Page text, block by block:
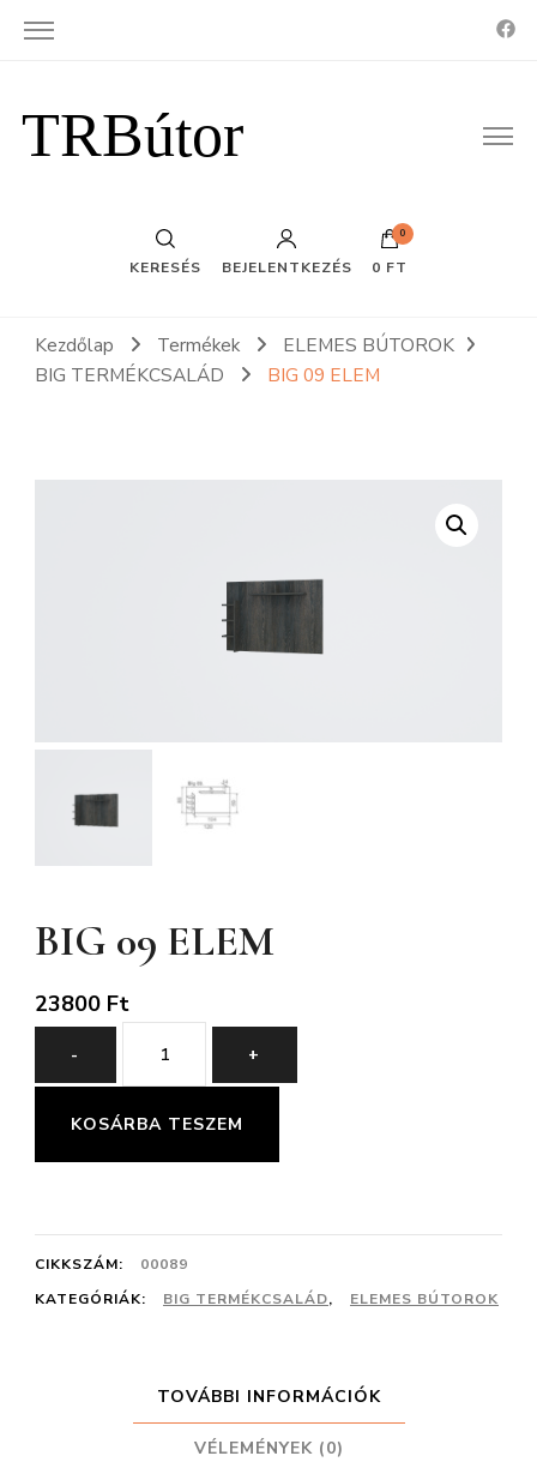
TRBútor
KERESÉS BEJELENTKEZÉS
0
0 FT
Kezdőlap Termékek
ELEMES BÚTOROK
BIG TERMÉKCSALÁD
BIG 09 ELEM
BIG 09 ELEM
23800 Ft
-
09
ELEM
mennyiség
+
KOSÁRBA TESZEM
CIKKSZÁM:
00089
KATEGÓRIÁK:
BIG TERMÉKCSALÁD, ELEMES BÚTOROK
TOVÁBBI INFORMÁCIÓK
VÉLEMÉNYEK (0)